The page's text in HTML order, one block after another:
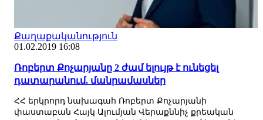
Քաղաքականություն
01.02.2019 16:08
Ռոբերտ Քոչարյանը 2 ժամ ելույթ է ունեցել
դատարանում. մանրամասներ
ՀՀ երկրորդ նախագահ Ռոբերտ Քոչարյանի
փաստաբան Հայկ Ալումյան Վերաքննիչ քրեական